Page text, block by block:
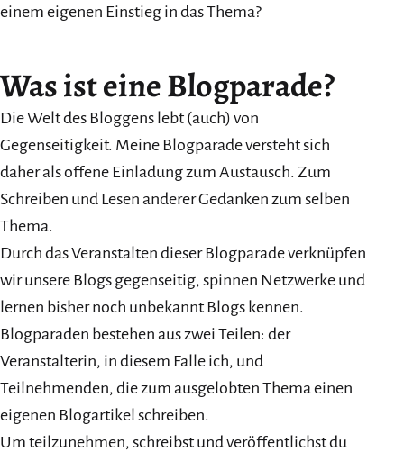
einem eigenen Einstieg in das Thema?
Was ist eine Blogparade?
Die Welt des Bloggens lebt (auch) von
Gegenseitigkeit. Meine Blogparade versteht sich
daher als offene Einladung zum Austausch. Zum
Schreiben und Lesen anderer Gedanken zum selben
Thema.
Durch das Veranstalten dieser Blogparade verknüpfen
wir unsere Blogs gegenseitig, spinnen Netzwerke und
lernen bisher noch unbekannt Blogs kennen.
Blogparaden bestehen aus zwei Teilen: der
Veranstalterin, in diesem Falle ich, und
Teilnehmenden, die zum ausgelobten Thema einen
eigenen Blogartikel schreiben.
Um teilzunehmen, schreibst und veröffentlichst du